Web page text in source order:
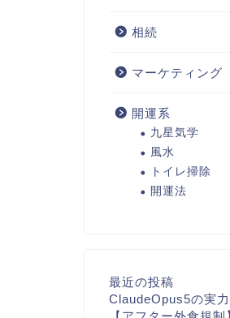
相続
マーケティング
開運系
九星気学
風水
トイレ掃除
開運法
最近の投稿
ClaudeOpus5の実